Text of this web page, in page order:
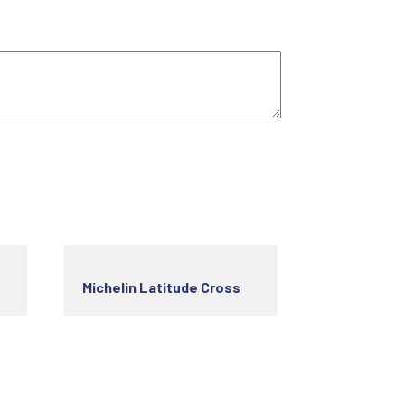
Michelin Latitude Cross